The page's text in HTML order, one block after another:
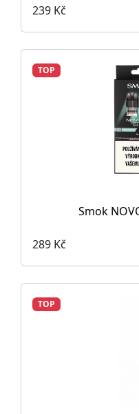
239 Kč
TOP
Smok
289 Kč
TOP